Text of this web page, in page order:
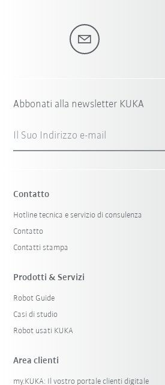
Abbonati alla newsletter KUKA
Il Suo Indirizzo e-mail
Contatto
Hotline tecnica e servizio di consulenza
Contatto
Contatti stampa
Prodotti & Servizi
Robot Guide
Casi di studio
Robot usati KUKA
Area clienti
my.KUKA: Il vostro portale clienti digitale